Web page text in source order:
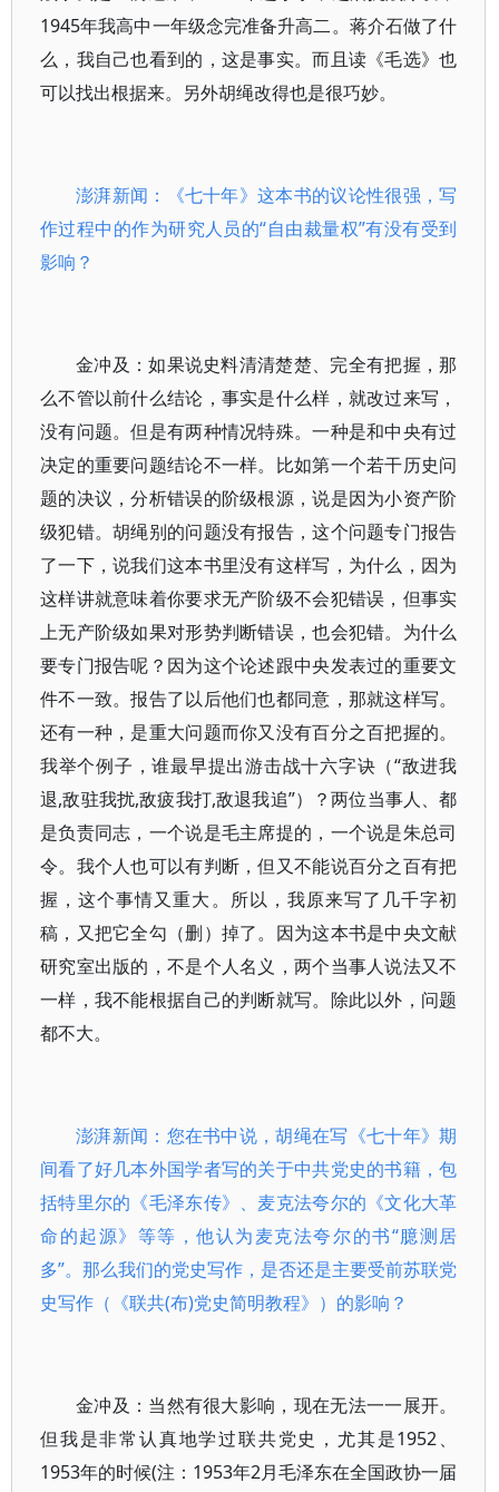
1945年我高中一年级念完准备升高二。蒋介石做了什
么，我自己也看到的，这是事实。而且读《毛选》也
可以找出根据来。另外胡绳改得也是很巧妙。
澎湃新闻：《七十年》这本书的议论性很强，写
作过程中的作为研究人员的“自由裁量权”有没有受到
影响？
金冲及：如果说史料清清楚楚、完全有把握，那
么不管以前什么结论，事实是什么样，就改过来写，
没有问题。但是有两种情况特殊。一种是和中央有过
决定的重要问题结论不一样。比如第一个若干历史问
题的决议，分析错误的阶级根源，说是因为小资产阶
级犯错。胡绳别的问题没有报告，这个问题专门报告
了一下，说我们这本书里没有这样写，为什么，因为
这样讲就意味着你要求无产阶级不会犯错误，但事实
上无产阶级如果对形势判断错误，也会犯错。为什么
要专门报告呢？因为这个论述跟中央发表过的重要文
件不一致。报告了以后他们也都同意，那就这样写。
还有一种，是重大问题而你又没有百分之百把握的。
我举个例子，谁最早提出游击战十六字诀（“敌进我
退,敌驻我扰,敌疲我打,敌退我追”）？两位当事人、都
是负责同志，一个说是毛主席提的，一个说是朱总司
令。我个人也可以有判断，但又不能说百分之百有把
握，这个事情又重大。所以，我原来写了几千字初
稿，又把它全勾（删）掉了。因为这本书是中央文献
研究室出版的，不是个人名义，两个当事人说法又不
一样，我不能根据自己的判断就写。除此以外，问题
都不大。
澎湃新闻：您在书中说，胡绳在写《七十年》期
间看了好几本外国学者写的关于中共党史的书籍，包
括特里尔的《毛泽东传》、麦克法夸尔的《文化大革
命的起源》等等，他认为麦克法夸尔的书“臆测居
多”。那么我们的党史写作，是否还是主要受前苏联党
史写作（《联共(布)党史简明教程》）的影响？
金冲及：当然有很大影响，现在无法一一展开。
但我是非常认真地学过联共党史，尤其是1952、
1953年的时候(注：1953年2月毛泽东在全国政协一届